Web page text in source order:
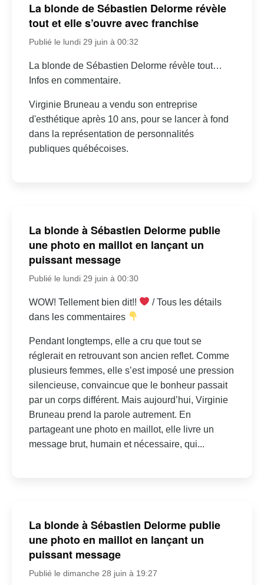
La blonde de Sébastien Delorme révèle
tout et elle s’ouvre avec franchise
Publié le lundi 29 juin à 00:32
La blonde de Sébastien Delorme révèle tout…
Infos en commentaire.
Virginie Bruneau a vendu son entreprise
d'esthétique après 10 ans, pour se lancer à fond
dans la représentation de personnalités
publiques québécoises.
La blonde à Sébastien Delorme publie
une photo en maillot en lançant un
puissant message
Publié le lundi 29 juin à 00:30
WOW! Tellement bien dit!!
/ Tous les détails
dans les commentaires
Pendant longtemps, elle a cru que tout se
réglerait en retrouvant son ancien reflet. Comme
plusieurs femmes, elle s’est imposé une pression
silencieuse, convaincue que le bonheur passait
par un corps différent. Mais aujourd’hui, Virginie
Bruneau prend la parole autrement. En
partageant une photo en maillot, elle livre un
message brut, humain et nécessaire, qui...
La blonde à Sébastien Delorme publie
une photo en maillot en lançant un
puissant message
Publié le dimanche 28 juin à 19:27